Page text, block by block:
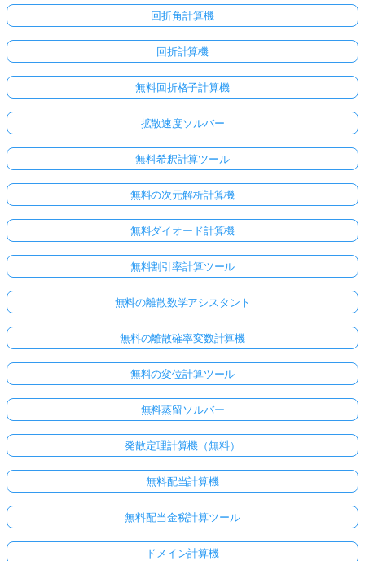
回折角計算機
回折計算機
無料回折格子計算機
拡散速度ソルバー
無料希釈計算ツール
無料の次元解析計算機
無料ダイオード計算機
無料割引率計算ツール
無料の離散数学アシスタント
無料の離散確率変数計算機
無料の変位計算ツール
無料蒸留ソルバー
発散定理計算機（無料）
無料配当計算機
無料配当金税計算ツール
ドメイン計算機